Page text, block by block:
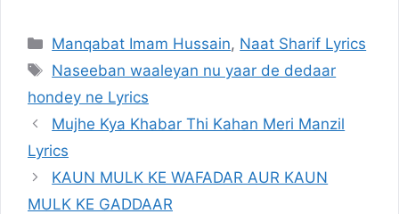
Categories
Manqabat Imam Hussain, Naat Sharif Lyrics
Tags
Naseeban waaleyan nu yaar de dedaar
hondey ne Lyrics
Mujhe Kya Khabar Thi Kahan Meri Manzil
Lyrics
KAUN MULK KE WAFADAR AUR KAUN
MULK KE GADDAAR